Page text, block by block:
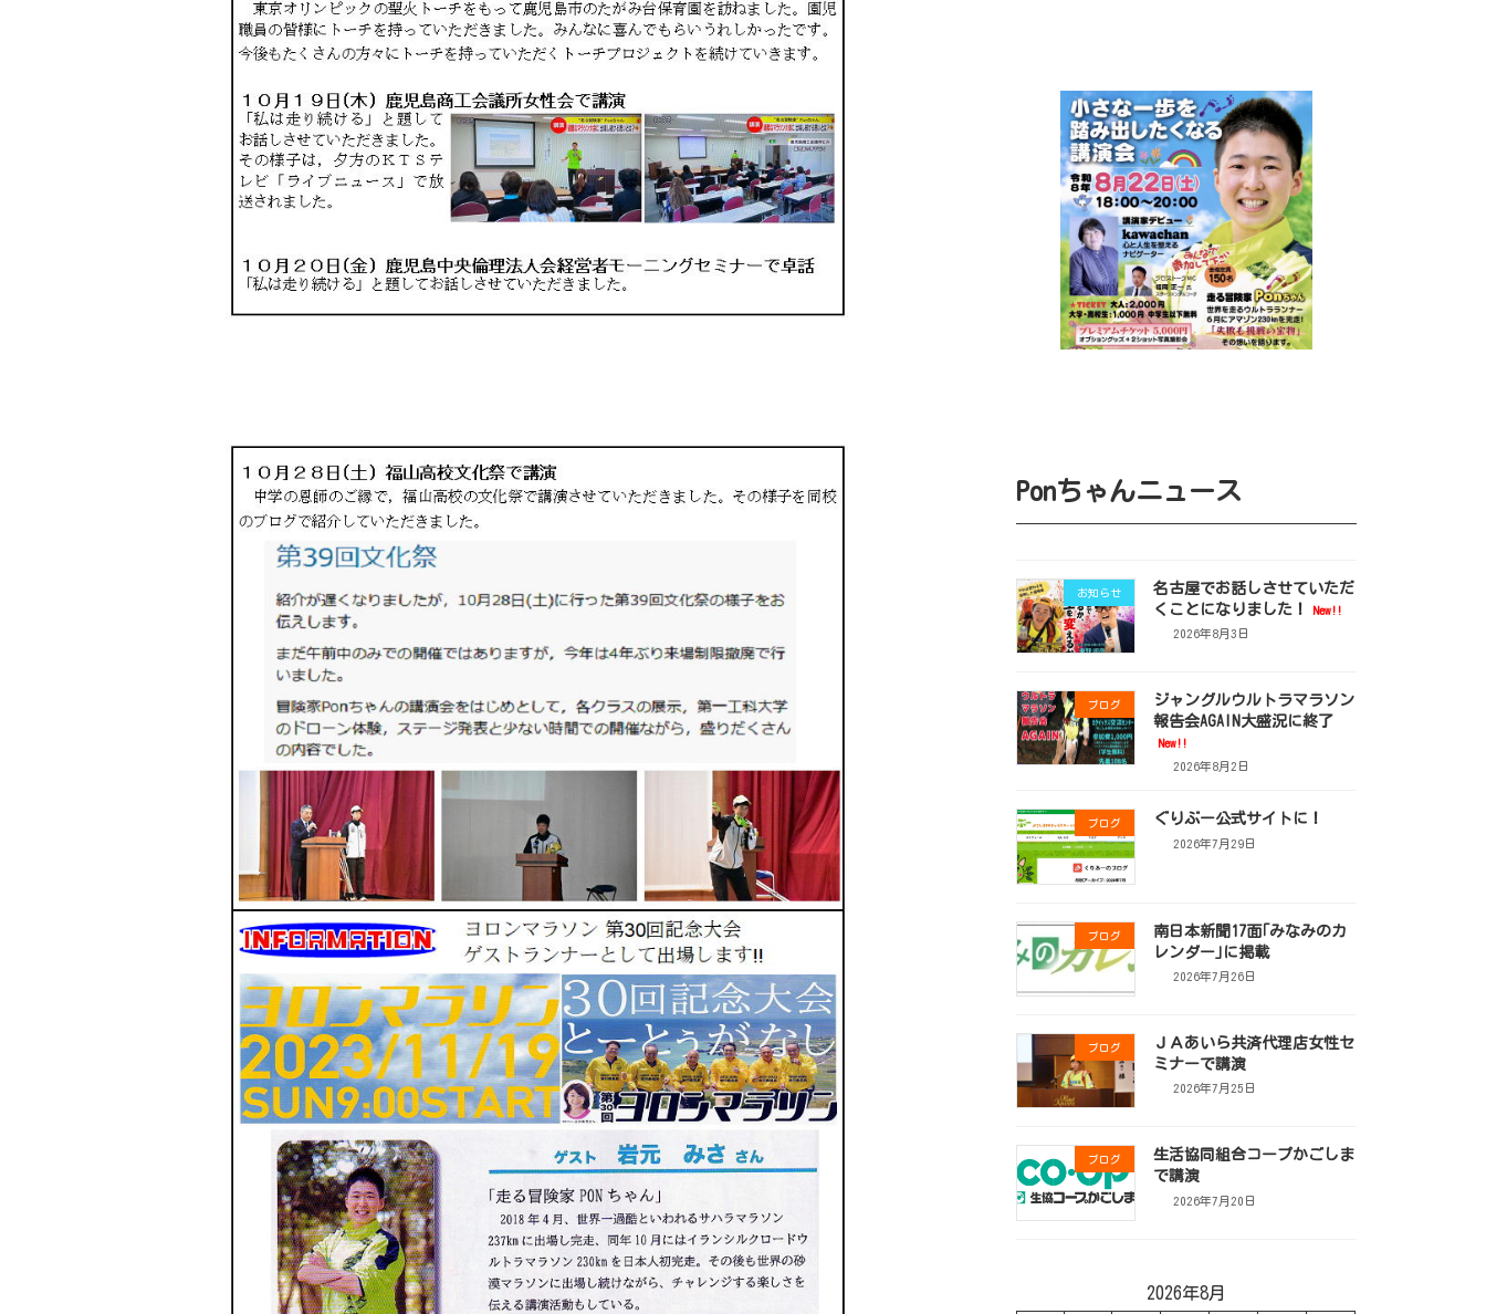
Ponちゃんニュース
お知らせ
名古屋でお話しさせていただ
くことになりました！
New!!
2026年8月3日
ブログ
ジャングルウルトラマラソン
報告会AGAIN大盛況に終了
New!!
2026年8月2日
ブログ ぐりぶー公式サイトに！
2026年7月29日
ブログ
南日本新聞17面｢みなみのカ
レンダー｣に掲載
2026年7月26日
ブログ
ＪＡあいら共済代理店女性セ
ミナーで講演
2026年7月25日
ブログ
生活協同組合コープかごしま
で講演
2026年7月20日
2026年8月